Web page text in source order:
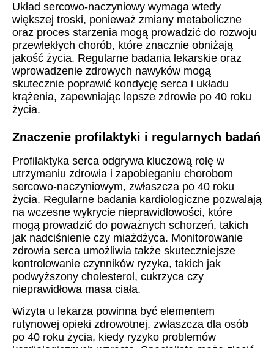
Układ sercowo-naczyniowy wymaga wtedy
większej troski, ponieważ zmiany metaboliczne
oraz proces starzenia mogą prowadzić do rozwoju
przewlekłych chorób, które znacznie obniżają
jakość życia. Regularne badania lekarskie oraz
wprowadzenie zdrowych nawyków mogą
skutecznie poprawić kondycję serca i układu
krążenia, zapewniając lepsze zdrowie po 40 roku
życia.
Znaczenie profilaktyki i regularnych badań
Profilaktyka serca odgrywa kluczową rolę w
utrzymaniu zdrowia i zapobieganiu chorobom
sercowo-naczyniowym, zwłaszcza po 40 roku
życia. Regularne badania kardiologiczne pozwalają
na wczesne wykrycie nieprawidłowości, które
mogą prowadzić do poważnych schorzeń, takich
jak nadciśnienie czy miażdżyca. Monitorowanie
zdrowia serca umożliwia także skuteczniejsze
kontrolowanie czynników ryzyka, takich jak
podwyższony cholesterol, cukrzyca czy
nieprawidłowa masa ciała.
Wizyta u lekarza powinna być elementem
rutynowej opieki zdrowotnej, zwłaszcza dla osób
po 40 roku życia, kiedy ryzyko problemów